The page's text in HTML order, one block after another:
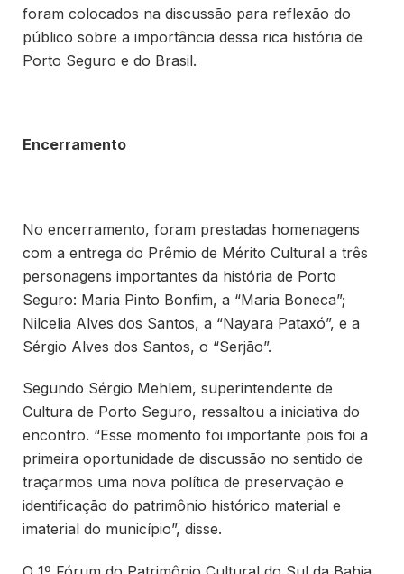
foram colocados na discussão para reflexão do
público sobre a importância dessa rica história de
Porto Seguro e do Brasil.
Encerramento
No encerramento, foram prestadas homenagens
com a entrega do Prêmio de Mérito Cultural a três
personagens importantes da história de Porto
Seguro: Maria Pinto Bonfim, a “Maria Boneca”;
Nilcelia Alves dos Santos, a “Nayara Pataxó”, e a
Sérgio Alves dos Santos, o “Serjão”.
Segundo Sérgio Mehlem, superintendente de
Cultura de Porto Seguro, ressaltou a iniciativa do
encontro. “Esse momento foi importante pois foi a
primeira oportunidade de discussão no sentido de
traçarmos uma nova política de preservação e
identificação do patrimônio histórico material e
imaterial do município”, disse.